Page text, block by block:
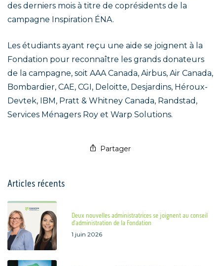
des derniers mois à titre de coprésidents de la
campagne Inspiration ÉNA.
Les étudiants ayant reçu une aide se joignent à la
Fondation pour reconnaître les grands donateurs
de la campagne, soit AAA Canada, Airbus, Air Canada,
Bombardier, CAE, CGI, Deloitte, Desjardins, Héroux-
Devtek, IBM, Pratt & Whitney Canada, Randstad,
Services Ménagers Roy et Warp Solutions.
Partager
Articles récents
Deux nouvelles administratrices se joignent au conseil
d’administration de la Fondation
1 juin 2026